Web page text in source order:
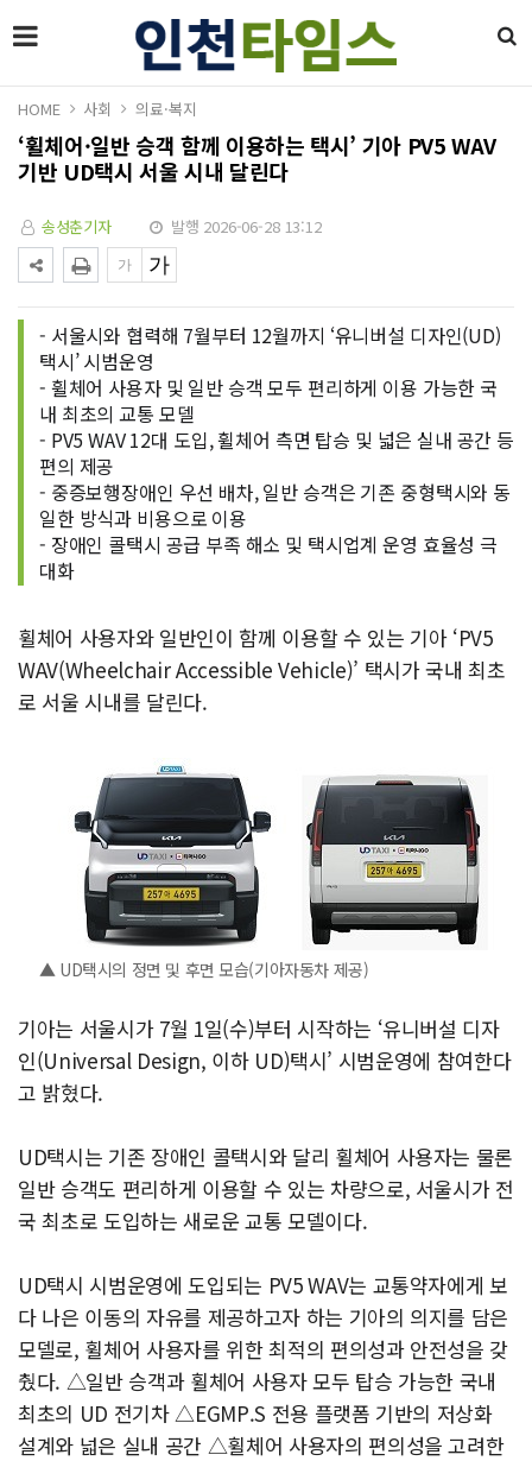
HOME 사회 의료·복지
‘휠체어·일반 승객 함께 이용하는 택시’ 기아 PV5 WAV
기반 UD택시 서울 시내 달린다
송성춘기자 발행 2026-06-28 13:12
- 서울시와 협력해 7월부터 12월까지 ‘유니버설 디자인(UD)
택시’ 시범운영
- 휠체어 사용자 및 일반 승객 모두 편리하게 이용 가능한 국
내 최초의 교통 모델
- PV5 WAV 12대 도입, 휠체어 측면 탑승 및 넓은 실내 공간 등
편의 제공
- 중증보행장애인 우선 배차, 일반 승객은 기존 중형택시와 동
일한 방식과 비용으로 이용
- 장애인 콜택시 공급 부족 해소 및 택시업계 운영 효율성 극
대화
휠체어 사용자와 일반인이 함께 이용할 수 있는 기아 ‘PV5
WAV(Wheelchair Accessible Vehicle)’ 택시가 국내 최초
로 서울 시내를 달린다.
▲ UD택시의 정면 및 후면 모습(기아자동차 제공)
기아는 서울시가 7월 1일(수)부터 시작하는 ‘유니버설 디자
인(Universal Design, 이하 UD)택시’ 시범운영에 참여한다
고 밝혔다.
UD택시는 기존 장애인 콜택시와 달리 휠체어 사용자는 물론
일반 승객도 편리하게 이용할 수 있는 차량으로, 서울시가 전
국 최초로 도입하는 새로운 교통 모델이다.
UD택시 시범운영에 도입되는 PV5 WAV는 교통약자에게 보
다 나은 이동의 자유를 제공하고자 하는 기아의 의지를 담은
모델로, 휠체어 사용자를 위한 최적의 편의성과 안전성을 갖
췄다. △일반 승객과 휠체어 사용자 모두 탑승 가능한 국내
최초의 UD 전기차 △EGMP.S 전용 플랫폼 기반의 저상화
설계와 넓은 실내 공간 △휠체어 사용자의 편의성을 고려한